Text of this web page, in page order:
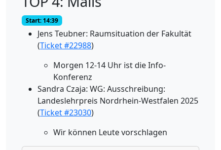
Start: 14:39
Jens Teubner: Raumsituation der Fakultät
(Ticket #22988)
Morgen 12-14 Uhr ist die Info-
Konferenz
Sandra Czaja: WG: Ausschreibung:
Landeslehrpreis Nordrhein-Westfalen 2025
(Ticket #23030)
Wir können Leute vorschlagen